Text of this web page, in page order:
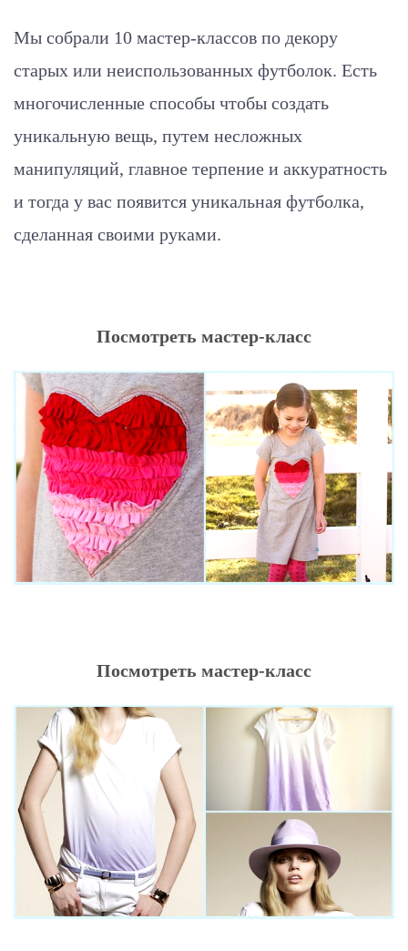
Мы собрали 10 мастер-классов по декору
старых или неиспользованных футболок. Есть
многочисленные способы чтобы создать
уникальную вещь, путем несложных
манипуляций, главное терпение и аккуратность
и тогда у вас появится уникальная футболка,
сделанная своими руками.
Посмотреть мастер-класс
Посмотреть мастер-класс